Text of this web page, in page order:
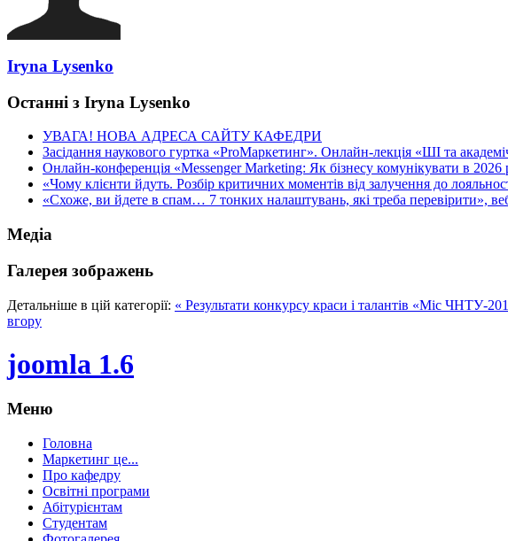
Iryna Lysenko
Останні з Iryna Lysenko
УВАГА! НОВА АДРЕСА САЙТУ КАФЕДРИ
Засідання наукового гуртка «ProМаркетинг». Онлайн-лекція «ШІ та
Онлайн-конференція «Messenger Marketing: Як бізнесу комунікувати в 2026
«Чому клієнти йдуть. Розбір критичних моментів від залучення до
«Схоже, ви йдете в спам… 7 тонких налаштувань, які треба перевірити»,
Медіа
Галерея зображень
Детальніше в цій категорії: « Результати конкурсу краси і талантів «Міс ЧНТУ-
вгору
joomla 1.6
Меню
Головна
Маркетинг це...
Про кафедру
Освітні програми
Абітурієнтам
Студентам